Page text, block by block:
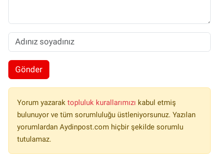
Gönder
Yorum yazarak topluluk kurallarımızı kabul etmiş
bulunuyor ve tüm sorumluluğu üstleniyorsunuz. Yazılan
yorumlardan Aydinpost.com hiçbir şekilde sorumlu
tutulamaz.